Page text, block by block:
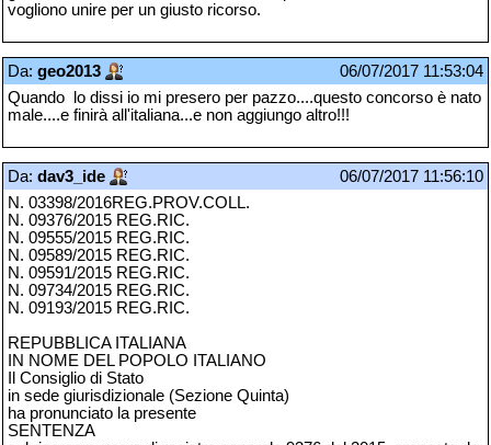
vogliono unire per un giusto ricorso.
Da: geo2013
06/07/2017 11:53:04
Quando lo dissi io mi presero per pazzo....questo concorso è nato
male....e finirà all'italiana...e non aggiungo altro!!!
Da: dav3_ide
06/07/2017 11:56:10
N. 03398/2016REG.PROV.COLL.
N. 09376/2015 REG.RIC.
N. 09555/2015 REG.RIC.
N. 09589/2015 REG.RIC.
N. 09591/2015 REG.RIC.
N. 09734/2015 REG.RIC.
N. 09193/2015 REG.RIC.
REPUBBLICA ITALIANA
IN NOME DEL POPOLO ITALIANO
Il Consiglio di Stato
in sede giurisdizionale (Sezione Quinta)
ha pronunciato la presente
SENTENZA